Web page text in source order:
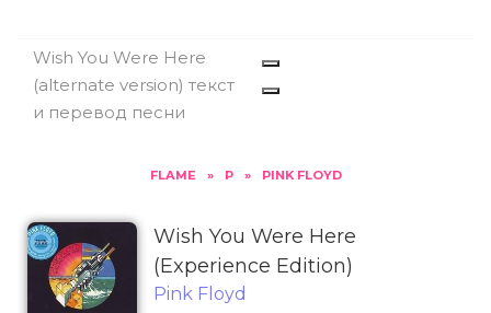
Wish You Were Here
(alternate version) текст
и перевод песни
FLAME » P » PINK FLOYD
Wish You Were Here
(Experience Edition)
Pink Floyd